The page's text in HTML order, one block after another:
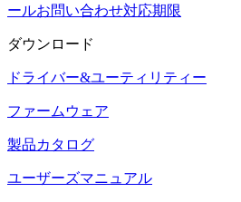
ールお問い合わせ対応期限
ダウンロード
ドライバー&ユーティリティー
ファームウェア
製品カタログ
ユーザーズマニュアル